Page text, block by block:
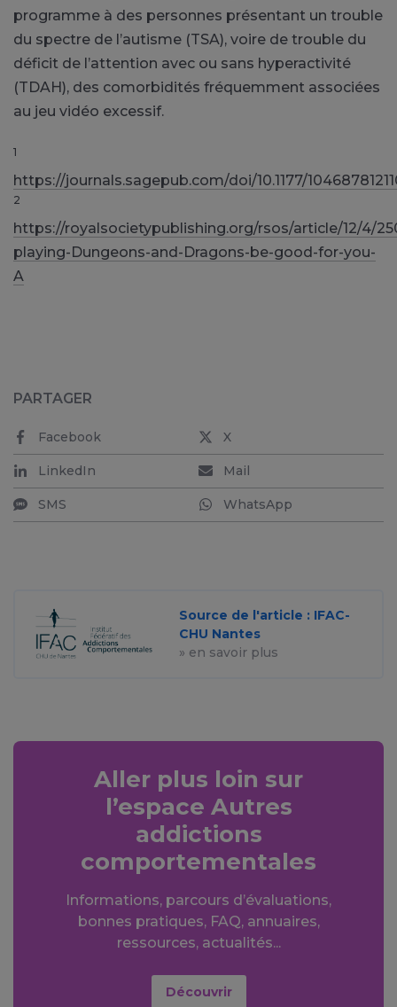
programme à des personnes présentant un trouble
du spectre de l’autisme (TSA), voire de trouble du
déficit de l’attention avec ou sans hyperactivité
(TDAH), des comorbidités fréquemment associées
au jeu vidéo excessif.
1
https://journals.sagepub.com/doi/10.1177/
2
https://royalsocietypublishing.org/rsos/article/12/4/
playing-Dungeons-and-Dragons-be-good-for-you-
A
PARTAGER
Facebook X
LinkedIn Mail
SMS WhatsApp
Source de l'article : IFAC-
CHU Nantes
» en savoir plus
Aller plus loin sur
l’espace Autres
addictions
comportementales
Informations, parcours d’évaluations,
bonnes pratiques, FAQ, annuaires,
ressources, actualités...
Découvrir